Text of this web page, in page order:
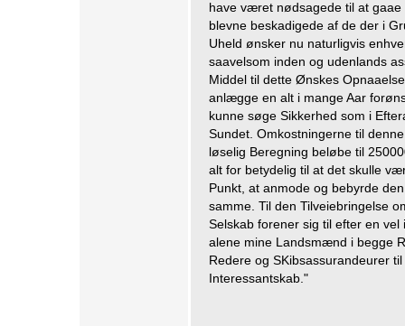
have været nødsagede til at
blevne beskadigede af de der i
Uheld ønsker nu naturligvis
saavelsom inden og udenlands
Middel til dette Ønskes
anlægge en alt i mange Aar
kunne søge Sikkerhed som i
Sundet. Omkostningerne til
løselig Beregning beløbe til
alt for betydelig til at det skulle
Punkt, at anmode og bebyrde
samme. Til den Tilveiebringelse
Selskab forener sig til efter en
alene mine Landsmænd i begge
Redere og SKibsassurandeurer
Interessantskab."